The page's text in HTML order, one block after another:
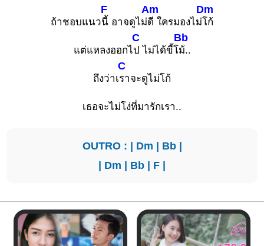
ถ้าชอบแนว
F
นี้ อาจดูไม่
Am
ดี ใครมองไม่
Dm
โก้
แต่แหลงออกไ
C
ป ไม่ได้ขี้โ
Bb
ม้..
ถึงว่าเ
C
ราจะดูไม่โก้
เธอจะไม่โง่ที่มารักเรา..
OUTRO : | Dm | Bb|
| Dm | Bb | F |